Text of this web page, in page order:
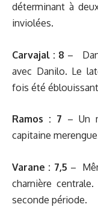
déterminant à
inviolées.
Carvajal : 8 –
avec Danilo. Le
fois été
Ramos : 7 – Un
capitaine
Varane : 7,5 –
charnière
seconde période.